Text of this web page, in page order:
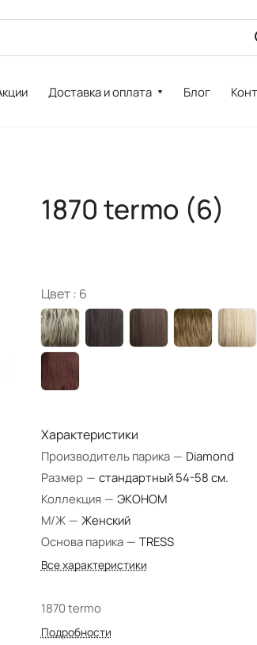
Доставка и оплата Блог
1870 termo (6)
Цвет : 6
Характеристики
Производитель парика — Diamond
Размер — стандартный 54-58 см.
Коллекция — ЭКОНОМ
М/Ж — Женский
Основа парика — TRESS
Все характеристики
1870 termo
Подробности